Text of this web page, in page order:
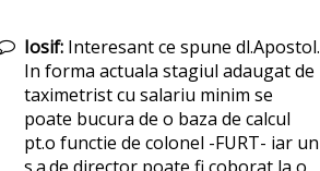
Iosif:Interesant ce spune dl.Apostol.
In forma actuala stagiul adaugat de
taximetrist cu salariu minim se
poate bucura de o baza de calcul
pt.o functie de colonel -FURT- iar un